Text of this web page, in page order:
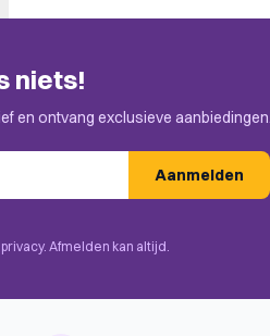
niets!
en ontvang exclusieve
Aanmelden
Afmelden kan altijd.